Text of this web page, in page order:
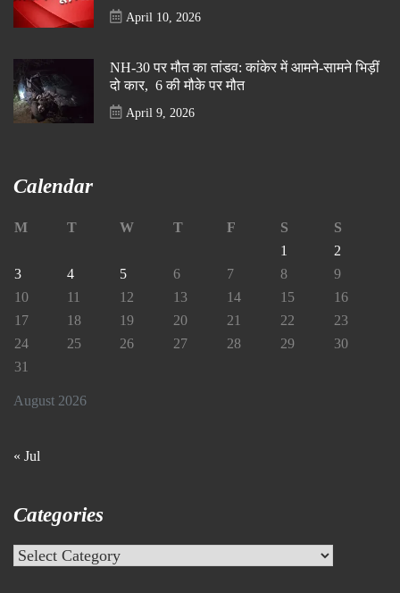
April 10, 2026
NH-30 पर मौत का तांडव: कांकेर में आमने-सामने भिड़ीं
दो कार, 6 की मौके पर मौत
April 9, 2026
Calendar
August 2026
M T W T F S
S
1
2
3
4 5 6 7 8
9
10
11 12 13 14 15
16
17
18 19 20 21 22
23
24
25 26 27 28 29
30
31
« Jul
Categories
Categories